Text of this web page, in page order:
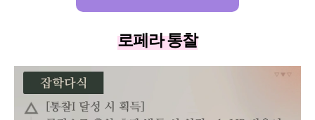
로페라 통찰